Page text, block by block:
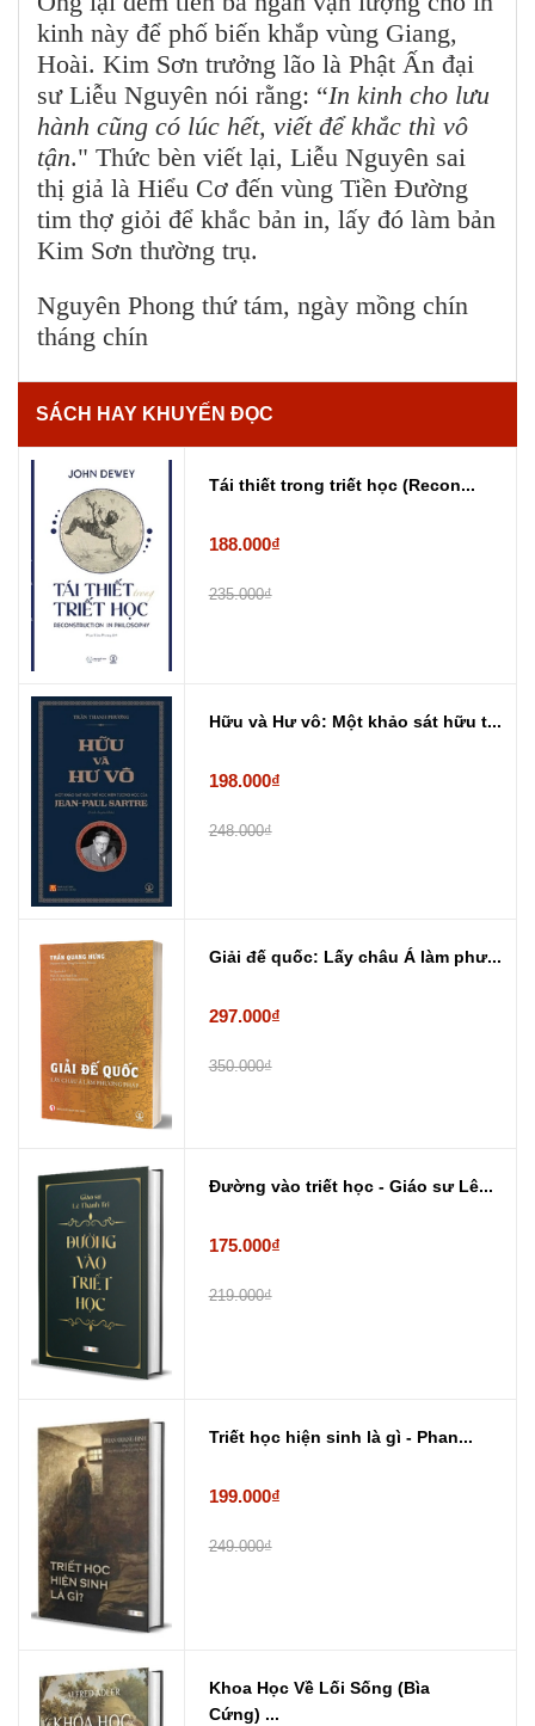
kinh này để phố biến khắp vùng Giang,
Hoài. Kim Sơn trưởng lão là Phật Ấn đại
sư Liễu Nguyên nói rằng: “In kinh cho lưu
hành cũng có lúc hết, viết để khắc thì vô
tận." Thức bèn viết lại, Liễu Nguyên sai
thị giả là Hiểu Cơ đến vùng Tiền Đường
tim thợ giỏi để khắc bản in, lấy đó làm bản
Kim Sơn thường trụ.
Nguyên Phong thứ tám, ngày mồng chín
tháng chín
SÁCH HAY KHUYẾN ĐỌC
Tái thiết trong triết học (Recon...
188.000₫
235.000₫
Hữu và Hư vô: Một khảo sát hữu t...
198.000₫
248.000₫
Giải đế quốc: Lấy châu Á làm phư...
297.000₫
350.000₫
Đường vào triết học - Giáo sư Lê...
175.000₫
219.000₫
Triết học hiện sinh là gì - Phan...
199.000₫
249.000₫
Khoa Học Về Lối Sống (Bìa
Cứng) ...